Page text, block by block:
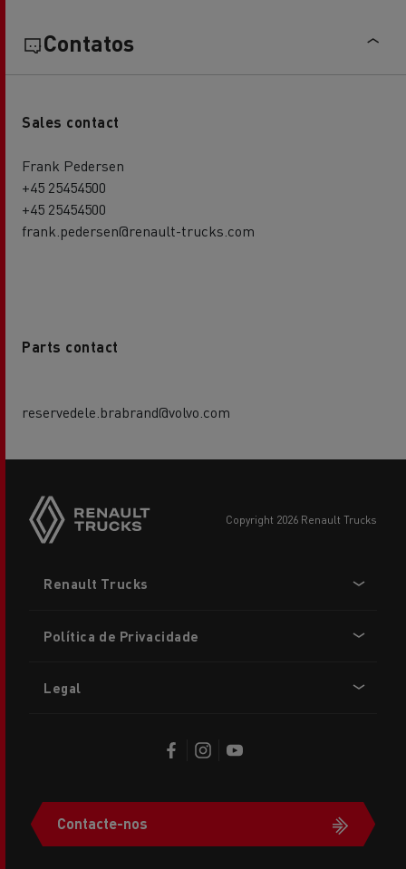
Contatos
Sales contact
Frank Pedersen
+45 25454500
+45 25454500
frank.pedersen@renault-trucks.com
Parts contact
reservedele.brabrand@volvo.com
copyright 2026 Renault Trucks
menu
Renault Trucks
Política de Privacidade
Legal
Contacte-nos